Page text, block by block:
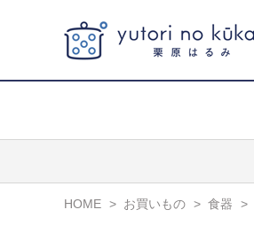
HOME > お買いもの > 食器 >